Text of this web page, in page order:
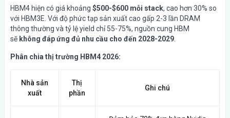
HBM4 hiện có giá khoảng $500-$600 mỗi stack, cao hơn 30% so
với HBM3E. Với độ phức tạp sản xuất cao gấp 2-3 lần DRAM
thông thường và tỷ lệ yield chỉ 55-75%, nguồn cung HBM
sẽ không đáp ứng đủ nhu cầu cho đến 2028-2029.
Phân chia thị trường HBM4 2026:
Nhà sản
xuất
Thị
phần
Ghi chú